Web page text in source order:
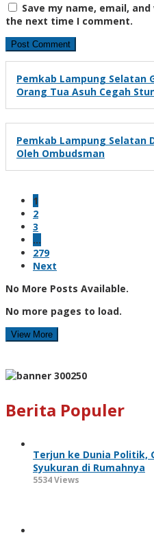
Save my name, email,
the next time I comment.
Pemkab Lampung Selatan
Orang Tua Asuh Cegah
Pemkab Lampung Selatan
Oleh Ombudsman
1
2
3
…
279
Next
No More Posts Available.
No more pages to load.
View More
Berita Populer
Terjun ke Dunia Politik,
Syukuran di Rumahnya
5534 Views